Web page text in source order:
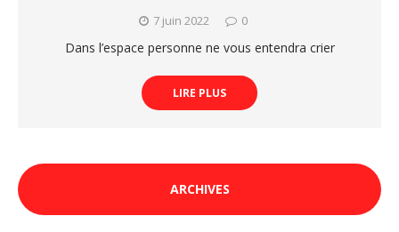
7 juin 2022 0
Dans l’espace personne ne vous entendra crier
LIRE PLUS
ARCHIVES